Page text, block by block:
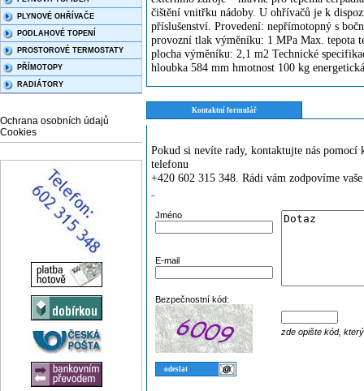
PLYNOVÉ OHŘÍVAČE
PODLAHOVÉ TOPENÍ
PROSTOROVÉ TERMOSTATY
PŘÍMOTOPY
RADIÁTORY
Ochrana osobních údajů
Cookies
čištění vnitřku nádoby. U ohřívačů je k
příslušenství. Provedení: nepřímotopný s
provozní tlak výměníku: 1 MPa Max. tepota
plocha výměníku: 2,1 m2 Technické
hloubka 584 mm hmotnost 100 kg
Kontaktní formulář
Pokud si nevíte rady, kontaktujte nás
telefonu
+420 602 315 348. Rádi vám zodpovíme
¨
Jméno
E-mail
Bezpečnostní kód:
zde opište kód,